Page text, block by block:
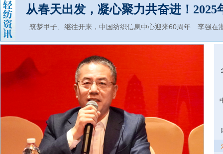
从春天出发，凝心聚力共奋进！
筑梦甲子、继往开来，中国纺织信息中心迎来60周年
李强在